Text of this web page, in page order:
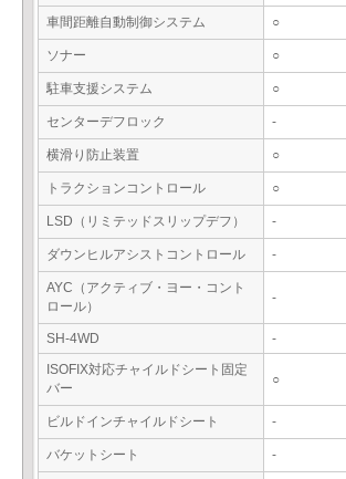
車間距離自動制御システム ○
ソナー ○
駐車支援システム ○
センターデフロック -
横滑り防止装置 ○
トラクションコントロール ○
LSD（リミテッドスリップデフ） -
ダウンヒルアシストコントロール -
AYC（アクティブ・ヨー・コント
ロール）
-
SH-4WD
-
ISOFIX対応チャイルドシート固定
バー
○
ビルドインチャイルドシート -
バケットシート -